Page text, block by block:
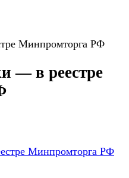
Минпромторга РФ
— в реестре